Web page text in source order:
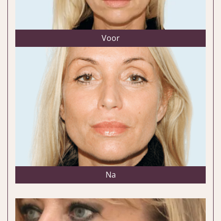
Voor
Na